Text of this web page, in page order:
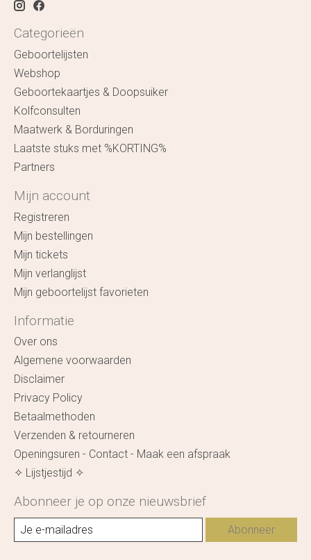
Categorieën
Geboortelijsten
Webshop
Geboortekaartjes & Doopsuiker
Kolfconsulten
Maatwerk & Borduringen
Laatste stuks met %KORTING%
Partners
Mijn account
Registreren
Mijn bestellingen
Mijn tickets
Mijn verlanglijst
Mijn geboortelijst favorieten
Informatie
Over ons
Algemene voorwaarden
Disclaimer
Privacy Policy
Betaalmethoden
Verzenden & retourneren
Openingsuren - Contact - Maak een afspraak
✧ Lijstjestijd ✧
Abonneer je op onze nieuwsbrief
Abonneer